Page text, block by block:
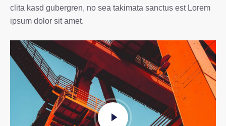
clita kasd gubergren, no sea takimata sanctus est Lorem
ipsum dolor sit amet.